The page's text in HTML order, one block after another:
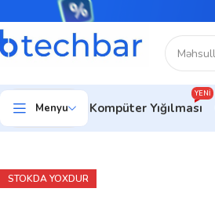
Menyu Kompüter Yığılması
YENI
Ev Kompüter aksesuarları
STOKDA YOXDUR